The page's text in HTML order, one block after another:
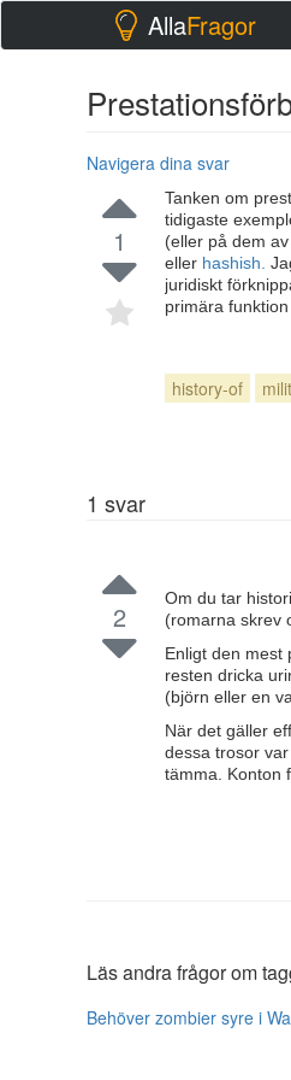
AllaFragor
Navigera dina svar
1
Tanken om
tidigaste
(eller på dem
eller hashish.
juridiskt
primära
history-of
1 svar
2
Om du tar
(romarna skrev
Enligt den mest
resten dricka
(björn eller en
När det gäller
dessa trosor
tämma. Konton
Läs andra frågor om
Behöver zombier syre i